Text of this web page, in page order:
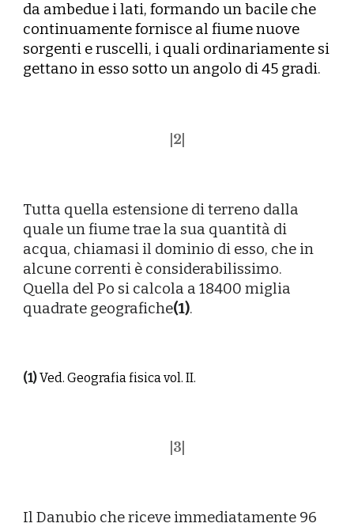
da ambedue i lati, formando un bacile che
continuamente fornisce al fiume nuove
sorgenti e ruscelli, i quali ordinariamente si
gettano in esso sotto un angolo di 45 gradi.
2
Tutta quella estensione di terreno dalla
quale un fiume trae la sua quantità di
acqua, chiamasi il dominio di esso, che in
alcune correnti è considerabilissimo.
Quella del Po si calcola a 18400 miglia
quadrate geografiche(1).
(1)Ved. Geografia fisica vol. II.
3
Il Danubio che riceve immediatamente 96